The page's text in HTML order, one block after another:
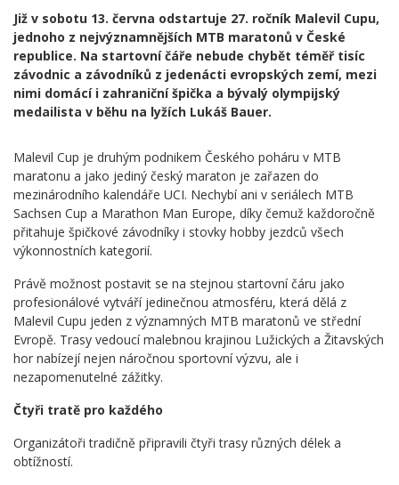
Již v sobotu 13. června odstartuje 27. ročník Malevil Cupu,
jednoho z nejvýznamnějších MTB maratonů v České
republice. Na startovní čáře nebude chybět téměř tisíc
závodnic a závodníků z jedenácti evropských zemí, mezi
nimi domácí i zahraniční špička a bývalý olympijský
medailista v běhu na lyžích Lukáš Bauer.
Malevil Cup je druhým podnikem Českého poháru v MTB
maratonu a jako jediný český maraton je zařazen do
mezinárodního kalendáře UCI. Nechybí ani v seriálech MTB
Sachsen Cup a Marathon Man Europe, díky čemuž každoročně
přitahuje špičkové závodníky i stovky hobby jezdců všech
výkonnostních kategorií.
Právě možnost postavit se na stejnou startovní čáru jako
profesionálové vytváří jedinečnou atmosféru, která dělá z
Malevil Cupu jeden z významných MTB maratonů ve střední
Evropě. Trasy vedoucí malebnou krajinou Lužických a Žitavských
hor nabízejí nejen náročnou sportovní výzvu, ale i
nezapomenutelné zážitky.
Čtyři tratě pro každého
Organizátoři tradičně připravili čtyři trasy různých délek a
obtížností.